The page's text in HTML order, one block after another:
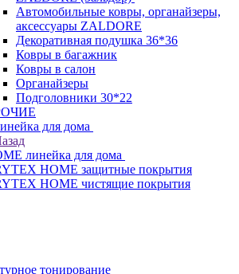
Автомобильные ковры, органайзеры,
аксессуары ZALDORE
Декоративная подушка 36*36
Ковры в багажник
Ковры в салон
Органайзеры
Подголовники 30*22
для дома
линейка для дома
HOME защитные покрытия
HOME чистящие покрытия
тонирование